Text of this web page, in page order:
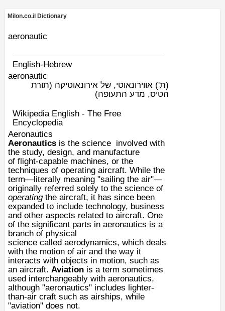
Milon.co.il Dictionary
aeronautic
English-Hebrew
aeronautic
(ת') אווירונאוטי, של אירונאוטיקה (תורת
הטיס, מדע התעופה)
Wikipedia English - The Free
Encyclopedia
Aeronautics
Aeronautics is the science involved with
the study, design, and manufacture
of flight-capable machines, or the
techniques of operating aircraft. While the
term—literally meaning "sailing the air"—
originally referred solely to the science of
operatingthe aircraft, it has since been
expanded to include technology, business
and other aspects related to aircraft. One
of the significant parts in aeronautics is a
branch of physical
science called aerodynamics, which deals
with the motion of air and the way it
interacts with objects in motion, such as
an aircraft. Aviation is a term sometimes
used interchangeably with aeronautics,
although "aeronautics" includes lighter-
than-air craft such as airships, while
"aviation" does not.